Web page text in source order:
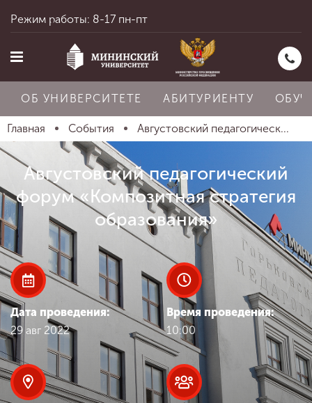
Главная
Об университете
Абитуриенту
Обучение
Наука
Режим работы: 8-17 пн-пт
ОБ УНИВЕРСИТЕТЕ АБИТУРИЕНТУ
Главная События Августовский педагогическ...
Августовский педагогический
форум «Композитная стратегия
образования»
Дата проведения:
29 авг 2022
Время проведения:
10:00